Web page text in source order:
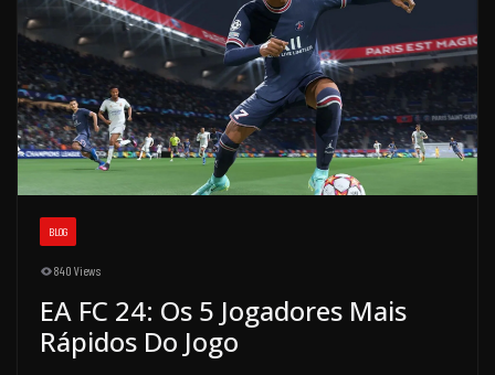
BLOG
840 Views
EA FC 24: Os 5 Jogadores Mais
Rápidos Do Jogo